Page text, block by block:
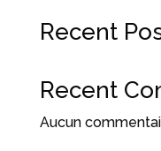
Recent
Recent
Aucun